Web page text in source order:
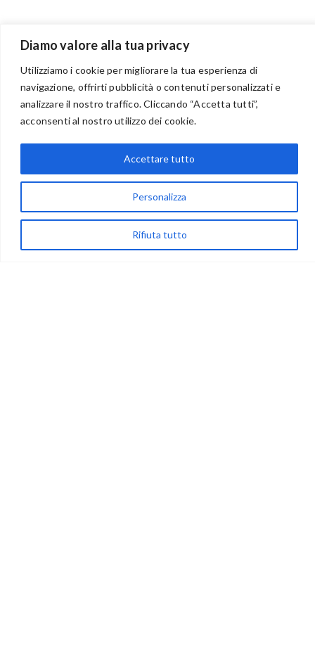
Diamo valore alla tua privacy
Utilizziamo i cookie per migliorare la tua esperienza di
navigazione, offrirti pubblicità o contenuti personalizzati e
analizzare il nostro traffico. Cliccando “Accetta tutti”,
acconsenti al nostro utilizzo dei cookie.
Personalizza
Rifiuta tutto
Accettare tutto
BENVENUTI NEL PORTALE RIVENDITORI
via Acqua delle Noci 12
83024 Monteforte Irpino (AV)
(+39) 081-7777233